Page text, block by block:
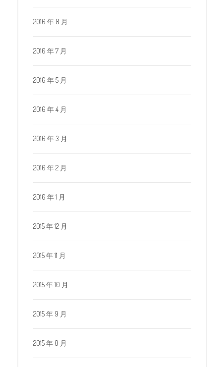
2016 年 8 月
2016 年 7 月
2016 年 5 月
2016 年 4 月
2016 年 3 月
2016 年 2 月
2016 年 1 月
2015 年 12 月
2015 年 11 月
2015 年 10 月
2015 年 9 月
2015 年 8 月